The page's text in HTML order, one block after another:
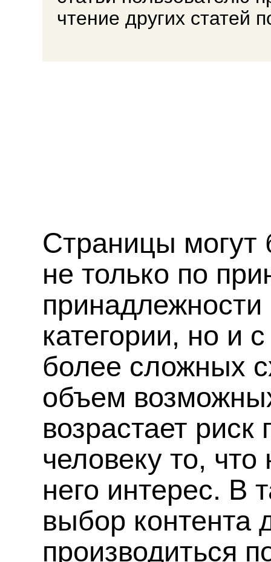
чтение других статей
Страницы могут
не только по
категории, но и
более сложных
объем
возрастает
человеку то,
него интерес. В
выбор контента
производиться